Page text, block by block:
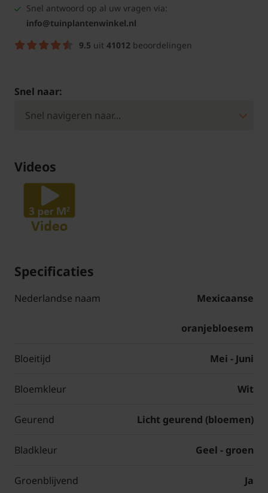
Snel antwoord op al uw vragen via:
info@tuinplantenwinkel.nl
9.5 uit 41012 beoordelingen
Snel naar:
Videos
Specificaties
Nederlandse naam Mexicaanse
oranjebloesem
Bloeitijd Mei - Juni
Bloemkleur Wit
Geurend Licht geurend (bloemen)
Bladkleur Geel - groen
Groenblijvend Ja